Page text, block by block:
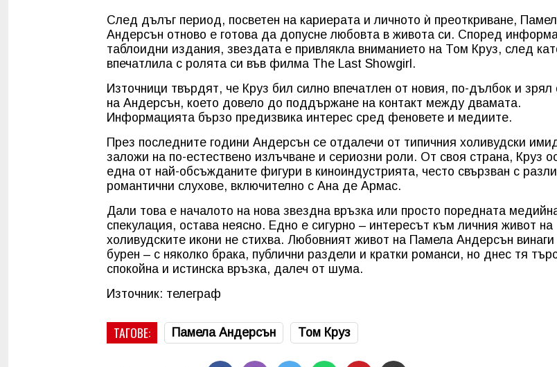
След дълъг период, посветен на кариерата и личното ѝ преоткриване,
Андерсън отново е готова да допусне любовта в живота си. Според
таблоидни издания, звездата е привлякла вниманието на Том Круз, след
впечатлила с ролята си във филма The Last Showgirl.
Източници твърдят, че Круз бил силно впечатлен от новия, по-дълбок и зрял
на Андерсън, което довело до поддържане на контакт между двамата.
Информацията бързо предизвика интерес сред феновете и медиите.
През последните години Андерсън се отдалечи от типичния холивудски
заложи на по-естествено излъчване и сериозни роли. От своя страна, Круз
една от най-обсъжданите фигури в киноиндустрията, често свързван с
романтични слухове, включително с Ана де Армас.
Дали това е началото на нова звездна връзка или просто поредната
спекулация, остава неясно. Едно е сигурно – интересът към личния живот на
холивудските икони не стихва. Любовният живот на Памела Андерсън
бурен – с няколко брака, публични раздели и кратки романси, но днес тя
спокойна и истинска връзка, далеч от шума.
Източник: телеграф
ТАГОВЕ: Памела Андерсън Том Круз